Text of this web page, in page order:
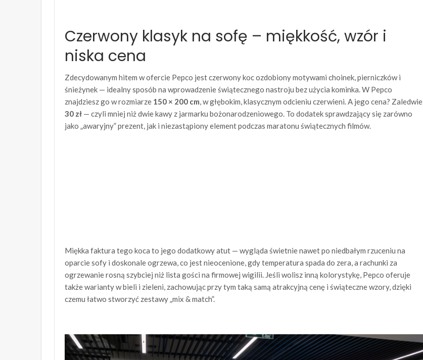
Czerwony klasyk na sofę – miękkość, wzór i
niska cena
Zdecydowanym hitem w ofercie Pepco jest czerwony koc ozdobiony motywami choinek, pierniczków i
śnieżynek — idealny sposób na wprowadzenie świątecznego nastroju bez użycia kominka. W Pepco
znajdziesz go w rozmiarze 150 × 200 cm, w głębokim, klasycznym odcieniu czerwieni. A jego cena? Zaledwie
30 zł — czyli mniej niż dwie kawy z jarmarku bożonarodzeniowego. To dodatek sprawdzający się zarówno
jako „awaryjny” prezent, jak i niezastąpiony element podczas maratonu świątecznych filmów.
Miękka faktura tego koca to jego dodatkowy atut — wygląda świetnie nawet po niedbałym rzuceniu na
oparcie sofy i doskonale ogrzewa, co jest nieocenione, gdy temperatura spada do zera, a rachunki za
ogrzewanie rosną szybciej niż lista gości na firmowej wigilii. Jeśli wolisz inną kolorystykę, Pepco oferuje
także warianty w bieli i zieleni, zachowując przy tym taką samą atrakcyjną cenę i świąteczne wzory, dzięki
czemu łatwo stworzyć zestawy „mix & match”.